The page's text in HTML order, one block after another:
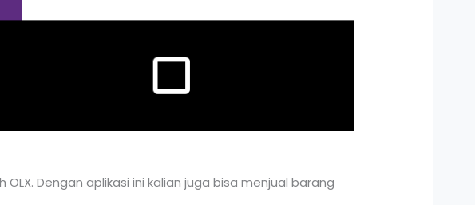
Dengan aplikasi ini kalian juga bisa menjual barang